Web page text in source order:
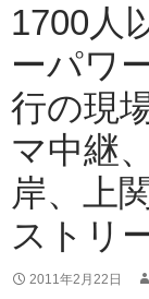
1700人
ーパワ
行の現
マ中継
岸、上
ストリ
2011年2月22日